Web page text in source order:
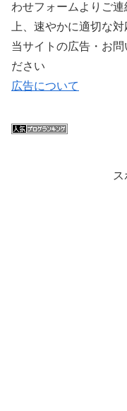
わせフォームよりご
上、速やかに適切な
当サイトの広告・お
ださい
広告について